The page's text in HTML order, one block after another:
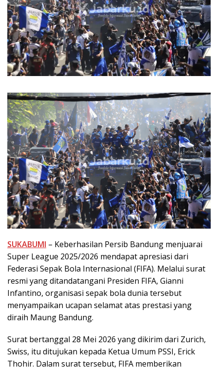
SUKABUMI – Keberhasilan Persib Bandung menjuarai
Super League 2025/2026 mendapat apresiasi dari
Federasi Sepak Bola Internasional (FIFA). Melalui surat
resmi yang ditandatangani Presiden FIFA, Gianni
Infantino, organisasi sepak bola dunia tersebut
menyampaikan ucapan selamat atas prestasi yang
diraih Maung Bandung.
Surat bertanggal 28 Mei 2026 yang dikirim dari Zurich,
Swiss, itu ditujukan kepada Ketua Umum PSSI, Erick
Thohir. Dalam surat tersebut, FIFA memberikan